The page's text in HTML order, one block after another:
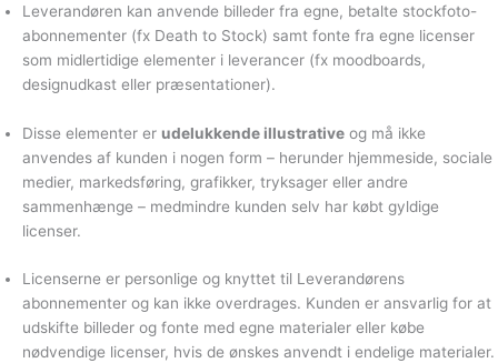
Leverandøren kan anvende billeder fra egne, betalte stockfoto-
abonnementer (fx Death to Stock) samt fonte fra egne licenser
som midlertidige elementer i leverancer (fx moodboards,
designudkast eller præsentationer).
Disse elementer er udelukkende illustrative og må ikke
anvendes af kunden i nogen form – herunder hjemmeside, sociale
medier, markedsføring, grafikker, tryksager eller andre
sammenhænge – medmindre kunden selv har købt gyldige
licenser.
Licenserne er personlige og knyttet til Leverandørens
abonnementer og kan ikke overdrages. Kunden er ansvarlig for at
udskifte billeder og fonte med egne materialer eller købe
nødvendige licenser, hvis de ønskes anvendt i endelige materialer.